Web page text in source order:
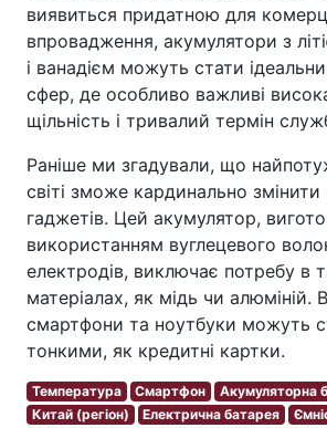
виявиться придатною для
впровадження, акумулятори з
і ванадієм можуть стати
сфер, де особливо важливі
щільність і тривалий термін
Раніше ми згадували, що
світі зможе кардинально змінити
гаджетів. Цей акумулятор,
використанням вуглецевого
електродів, виключає потребу в
матеріалах, як мідь чи алюміній.
смартфони та ноутбуки можуть
тонкими, як кредитні картки.
Температура Смартфон
Акумуляторна
Китай (регіон)
Електрична батарея